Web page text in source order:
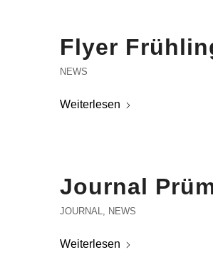
Flyer
NEWS
Weiterlesen
Journal
JOURNAL, NEWS
Weiterlesen